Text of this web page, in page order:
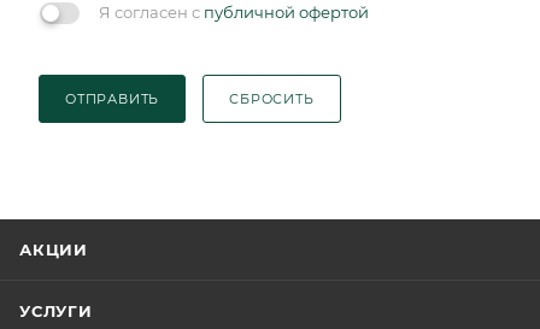
Я согласен с публичной офертой
ОТПРАВИТЬ СБРОСИТЬ
АКЦИИ
УСЛУГИ